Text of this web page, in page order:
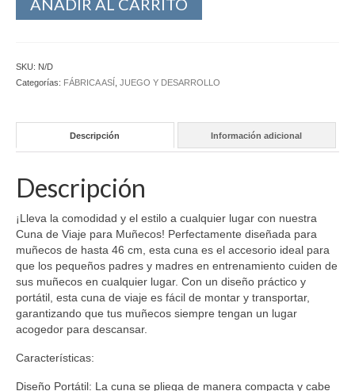
AÑADIR AL CARRITO
SKU: N/D
Categorías: FÁBRICA ASÍ JUEGO Y DESARROLLO
Descripción Información adicional
Descripción
¡Lleva la comodidad y el estilo a cualquier lugar con nuestra
Cuna de Viaje para Muñecos! Perfectamente diseñada para
muñecos de hasta 46 cm, esta cuna es el accesorio ideal para
que los pequeños padres y madres en entrenamiento cuiden de
sus muñecos en cualquier lugar. Con un diseño práctico y
portátil, esta cuna de viaje es fácil de montar y transportar,
garantizando que tus muñecos siempre tengan un lugar
acogedor para descansar.
Características:
Diseño Portátil: La cuna se pliega de manera compacta y cabe